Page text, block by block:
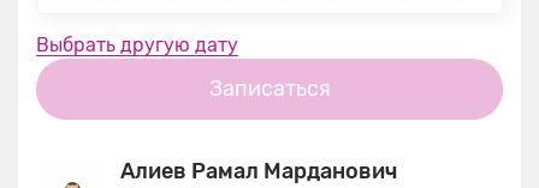
Выбрать другую дату
Записаться
Алиев Рамал Марданович